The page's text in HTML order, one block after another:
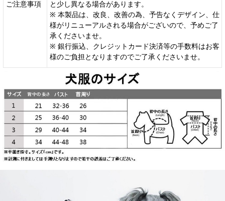
ご注意事項
と少し異なる場合があります。
※ 本製品は、改良、改善の為、予告なくデザイン、仕
様がリニューアルされる場合がございので、予めご了
承くださいませ。
※ 銀行振込、クレジットカード決済等の手数料はお客
様のご負担となりますのでご了承くださいませ。